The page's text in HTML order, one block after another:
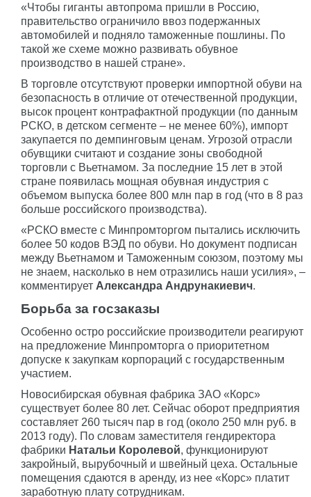
«Чтобы гиганты автопрома пришли в Россию,
правительство ограничило ввоз подержанных
автомобилей и подняло таможенные пошлины. По
такой же схеме можно развивать обувное
производство в нашей стране».
В торговле отсутствуют проверки импортной обуви на
безопасность в отличие от отечественной продукции,
высок процент контрафактной продукции (по данным
РСКО, в детском сегменте – не менее 60%), импорт
закупается по демпинговым ценам. Угрозой отрасли
обувщики считают и создание зоны свободной
торговли с Вьетнамом. За последние 15 лет в этой
стране появилась мощная обувная индустрия с
объемом выпуска более 800 млн пар в год (что в 8 раз
больше российского производства).
«РСКО вместе с Минпромторгом пытались исключить
более 50 кодов ВЭД по обуви. Но документ подписан
между Вьетнамом и Таможенным союзом, поэтому мы
не знаем, насколько в нем отразились наши усилия», –
комментирует Александра Андрунакиевич.
Борьба за госзаказы
Особенно остро российские производители реагируют
на предложение Минпромторга о приоритетном
допуске к закупкам корпораций с государственным
участием.
Новосибирская обувная фабрика ЗАО «Корс»
существует более 80 лет. Сейчас оборот предприятия
составляет 260 тысяч пар в год (около 250 млн руб. в
2013 году). По словам заместителя гендиректора
фабрики Натальи Королевой, функционируют
закройный, вырубочный и швейный цеха. Остальные
помещения сдаются в аренду, из нее «Корс» платит
заработную плату сотрудникам.